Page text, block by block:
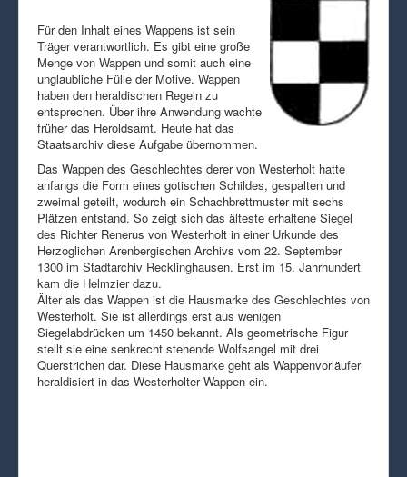
Für den Inhalt eines Wappens ist sein
Träger verantwortlich. Es gibt eine große
Menge von Wappen und somit auch eine
unglaubliche Fülle der Motive. Wappen
haben den heraldischen Regeln zu
entsprechen. Über ihre Anwendung wachte
früher das Heroldsamt. Heute hat das
Staatsarchiv diese Aufgabe übernommen.
Das Wappen des Geschlechtes derer von Westerholt hatte
anfangs die Form eines gotischen Schildes, gespalten und
zweimal geteilt, wodurch ein Schachbrettmuster mit sechs
Plätzen entstand. So zeigt sich das älteste erhaltene Siegel
des Richter Renerus von Westerholt in einer Urkunde des
Herzoglichen Arenbergischen Archivs vom 22. September
1300 im Stadtarchiv Recklinghausen. Erst im 15. Jahrhundert
kam die Helmzier dazu.
Älter als das Wappen ist die Hausmarke des Geschlechtes von
Westerholt. Sie ist allerdings erst aus wenigen
Siegelabdrücken um 1450 bekannt. Als geometrische Figur
stellt sie eine senkrecht stehende Wolfsangel mit drei
Querstrichen dar. Diese Hausmarke geht als Wappenvorläufer
heraldisiert in das Westerholter Wappen ein.